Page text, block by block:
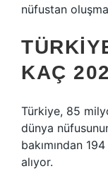
nüfustan
KAÇ
Türkiye, 85
dünya
bakımından
alıyor.